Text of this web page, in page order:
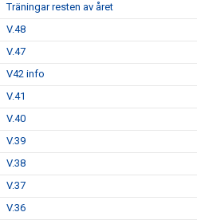
Träningar resten av året
V.48
V.47
V42 info
V.41
V.40
V.39
V.38
V.37
V.36